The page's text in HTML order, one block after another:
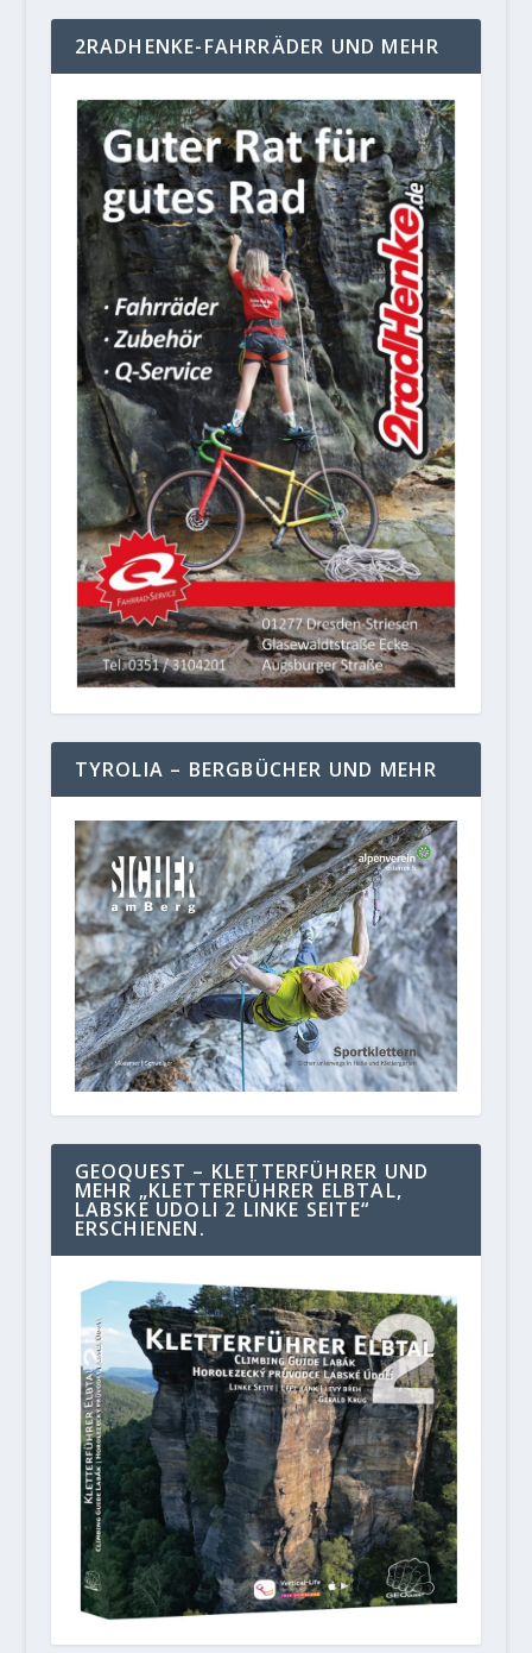
2RADHENKE-FAHRRÄDER UND MEHR
TYROLIA – BERGBÜCHER UND MEHR
GEOQUEST – KLETTERFÜHRER UND
MEHR „KLETTERFÜHRER ELBTAL,
LABSKE UDOLI 2 LINKE SEITE“
ERSCHIENEN.